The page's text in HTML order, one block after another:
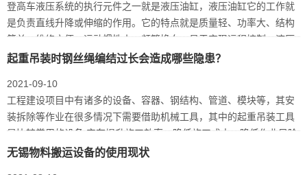
登高车液压系统的执行元件之一就是液压油缸，液压油缸它的工作就
是负责直线升降或伸缩的作用。它的特点就是质量轻、功率大、结构
简单、维修方便，运动惯性小，频繁换向，易于实现远程控制。液压
油缸在多种…
起重吊装时钢丝绳编结过长会造成哪些隐患？
2021-09-10
工程建设项目中有诸多的设备、容器、钢结构、管道、模块等，其安
装拆除等作业在很多情况下需要借助机械工具，其中的起重吊装工具
是比较常用的设备,它在提升施工效率、降低施工成本、降低作业风险
等方面起…
无锡物料搬运设备的使用现状